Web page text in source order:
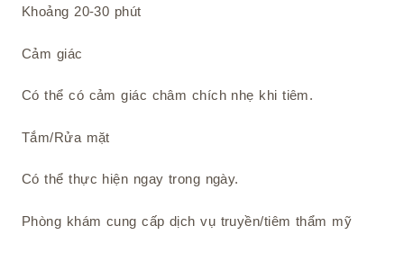
Khoảng 20-30 phút
Cảm giác
Có thể có cảm giác châm chích nhẹ khi tiêm.
Tắm/Rửa mặt
Có thể thực hiện ngay trong ngày.
Phòng khám cung cấp dịch vụ truyền/tiêm thẩm mỹ